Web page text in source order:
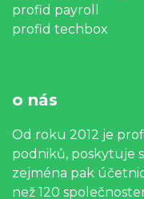
profid payroll
profid techbox
o nás
Od roku 2012 je
podniků, poskytuje
zejména pak
než 120